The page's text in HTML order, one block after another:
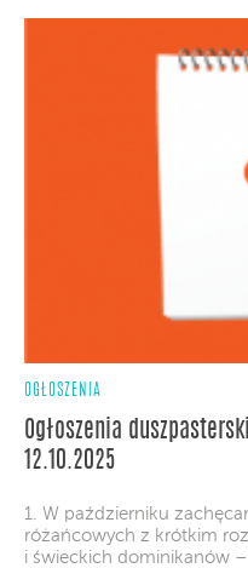
OGŁOSZENIA
Ogłoszenia
12.10.2025
1. W październiku
różańcowych z krótkim
i świeckich dominikanów